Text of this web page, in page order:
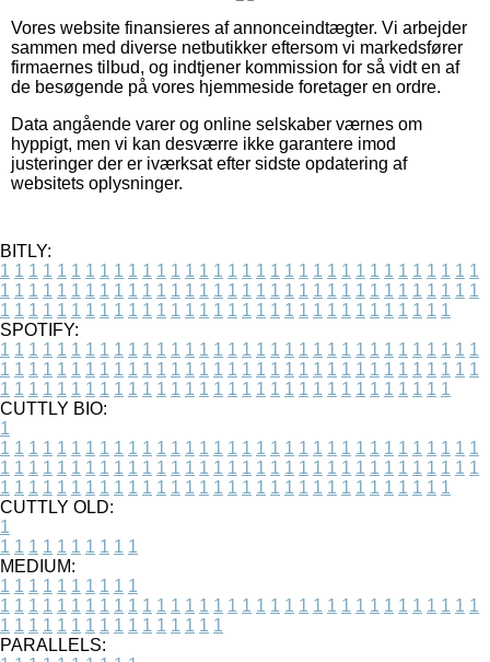
Vores website finansieres af annonceindtægter. Vi arbejder
sammen med diverse netbutikker eftersom vi markedsfører
firmaernes tilbud, og indtjener kommission for så vidt en af
de besøgende på vores hjemmeside foretager en ordre.
Data angående varer og online selskaber værnes om
hyppigt, men vi kan desværre ikke garantere imod
justeringer der er iværksat efter sidste opdatering af
websitets oplysninger.
BITLY:
1 1 1 1 1 1 1 1 1 1 1 1 1 1 1 1 1 1 1 1 1 1 1 1 1 1 1 1 1 1 1 1 1 1
1 1 1 1 1 1 1 1 1 1 1 1 1 1 1 1 1 1 1 1 1 1 1 1 1 1 1 1 1 1 1 1 1 1
1 1 1 1 1 1 1 1 1 1 1 1 1 1 1 1 1 1 1 1 1 1 1 1 1 1 1 1 1 1 1 1
SPOTIFY:
1 1 1 1 1 1 1 1 1 1 1 1 1 1 1 1 1 1 1 1 1 1 1 1 1 1 1 1 1 1 1 1 1 1
1 1 1 1 1 1 1 1 1 1 1 1 1 1 1 1 1 1 1 1 1 1 1 1 1 1 1 1 1 1 1 1 1 1
1 1 1 1 1 1 1 1 1 1 1 1 1 1 1 1 1 1 1 1 1 1 1 1 1 1 1 1 1 1 1 1
CUTTLY BIO:
1
1 1 1 1 1 1 1 1 1 1 1 1 1 1 1 1 1 1 1 1 1 1 1 1 1 1 1 1 1 1 1 1 1 1
1 1 1 1 1 1 1 1 1 1 1 1 1 1 1 1 1 1 1 1 1 1 1 1 1 1 1 1 1 1 1 1 1 1
1 1 1 1 1 1 1 1 1 1 1 1 1 1 1 1 1 1 1 1 1 1 1 1 1 1 1 1 1 1 1 1
CUTTLY OLD:
1
1 1 1 1 1 1 1 1 1 1
MEDIUM:
1 1 1 1 1 1 1 1 1 1
1 1 1 1 1 1 1 1 1 1 1 1 1 1 1 1 1 1 1 1 1 1 1 1 1 1 1 1 1 1 1 1 1 1
1 1 1 1 1 1 1 1 1 1 1 1 1 1 1 1
PARALLELS: